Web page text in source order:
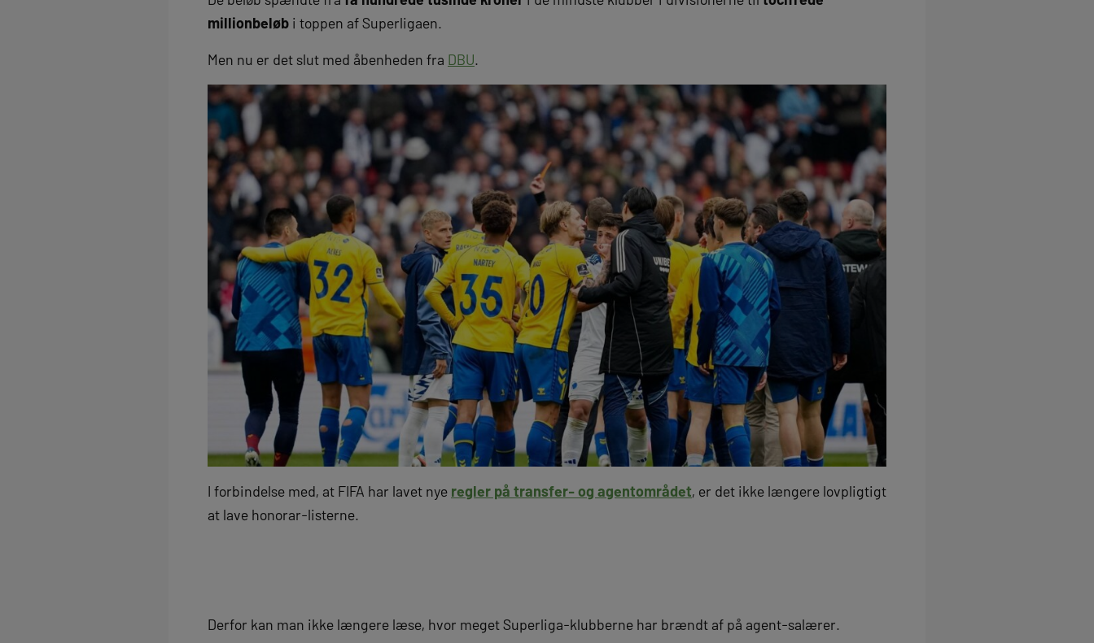
millionbeløb i toppen af Superligaen.
Men nu er det slut med åbenheden fra DBU.
I forbindelse med, at FIFA har lavet nye regler på transfer- og agentområdet, er det ikke længere lovpligtigt
at lave honorar-listerne.
Derfor kan man ikke længere læse, hvor meget Superliga-klubberne har brændt af på agent-salærer.